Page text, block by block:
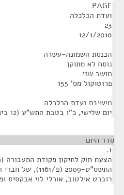
PAGE
ועדת הכלכלה
23
12/1/2010
הכנסת השמונה-עשרה
נוסח לא מתוקן
מושב שני
פרוטוקול מס' 155
מישיבת ועדת הכלכלה
‏יום שלישי, כ"ו בטבת התש"ע (‏12 בינואר, 2010), שעה 11:30
סדר היום
1.
הצעת חוק לתיקון פקודת התעבורה
התשס"ט-2009 (פ/
רוברט אילטוב, אורלי לוי אבקסיס